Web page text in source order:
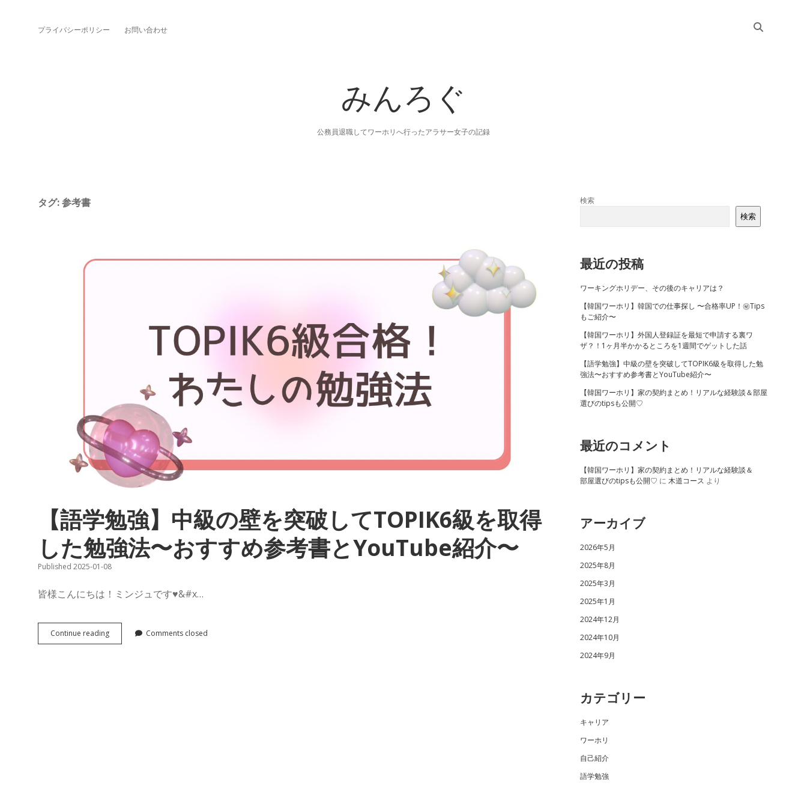
プライバシーポリシー お問い合わせ
みんろぐ
公務員退職してワーホリへ行ったアラサー女子の記録
タグ:参考書
【語学勉強】中級の壁を突破してTOPIK6級を取得
した勉強法〜おすすめ参考書とYouTube紹介〜
Published 2025-01-08
皆様こんにちは！ミンジュです♥&#x…
Continue reading【語
学
Comments closed
Sidebar
検索
検索
最近の投稿
ワーキングホリデー、その後のキャリアは？
【韓国ワーホリ】韓国での仕事探し 〜合格率UP！㊙Tips
もご紹介〜
【韓国ワーホリ】外国人登録証を最短で申請する裏ワ
ザ？！1ヶ月半かかるところを1週間でゲットした話
【語学勉強】中級の壁を突破してTOPIK6級を取得した勉
強法〜おすすめ参考書とYouTube紹介〜
【韓国ワーホリ】家の契約まとめ！リアルな経験談＆部屋
選びのtipsも公開♡
最近のコメント
【韓国ワーホリ】家の契約まとめ！リアルな経験談＆
部屋選びのtipsも公開♡ に 木道コース より
アーカイブ
2026年5月
2025年8月
2025年3月
2025年1月
2024年12月
2024年10月
2024年9月
カテゴリー
キャリア
ワーホリ
自己紹介
語学勉強